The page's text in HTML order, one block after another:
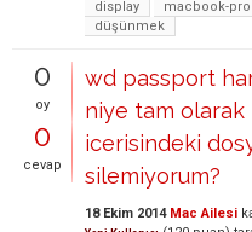
display
macbook-pro
düşünmek
0
oy
0
cevap
wd passport
niye tam olarak
icerisindeki
silemiyorum?
18 Ekim 2014 Mac Ailesi